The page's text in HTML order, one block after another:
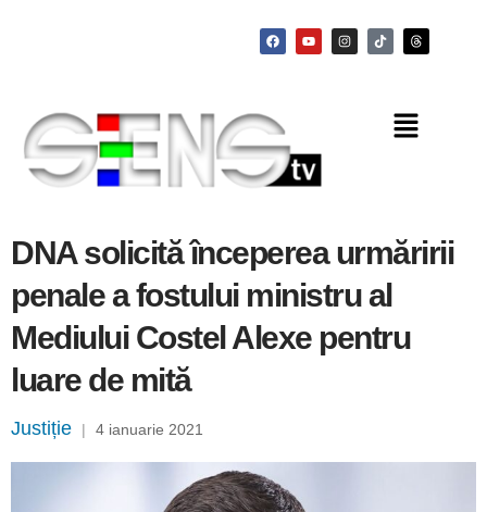
DNA solicită începerea urmăririi
penale a fostului ministru al
Mediului Costel Alexe pentru
luare de mită
Justiție | 4 ianuarie 2021